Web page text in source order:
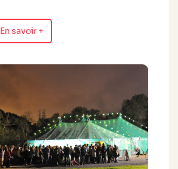
En savoir +